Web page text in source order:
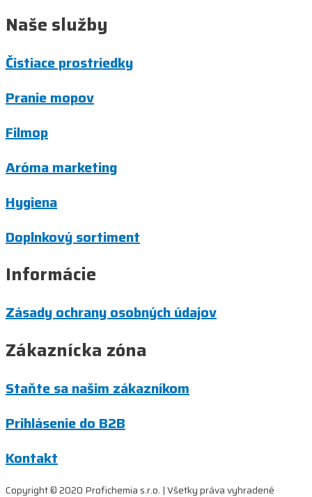
Naše služby
Čistiace prostriedky
Pranie mopov
Filmop
Aróma marketing
Hygiena
Doplnkový sortiment
Informácie
Zásady ochrany osobných údajov
Zákaznícka zóna
Staňte sa našim zákazníkom
Prihlásenie do B2B
Kontakt
Copyright © 2020 Profichemia s.r.o. | Všetky práva vyhradené